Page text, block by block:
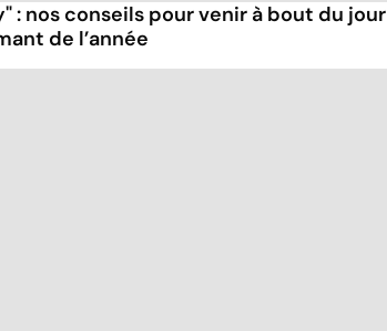
: nos conseils pour venir à bout du jour
de l’année